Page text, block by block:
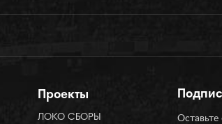
Проекты
ЛОКО СБОРЫ
Оставьте